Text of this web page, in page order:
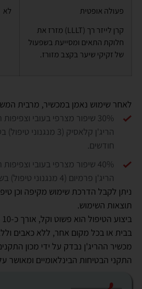
פעולה אופטית
קרן לייזר רך (LLLT) מזרז את
חלוקת התאים ומסייעת בשפעול
של זקיקי שיער בקצב מזורז.
לא
לאחר שימוש נאמן במכשיר, מרבית
30% שיפור מצרפי בעובי
חודשים.
40% שיפור מצרפי בעובי
הריג'ן פרמיום (4 מנגנוני טיפול) בשימוש במשך 4 חודשים.
ניתן לקבל הדרכת שימוש מקיפה וכן
תוצאות השימוש.
בבית או בכל מקום אחר, ללא כאבים
מכשיר ההריג'ן נבדק על ידי מכון
התקני הבטיחות הבינלאומיים ומאושר